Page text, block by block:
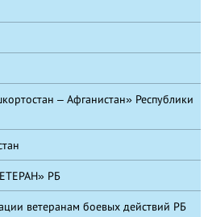
– Афганистан» Республики
РБ
ветеранам боевых действий РБ